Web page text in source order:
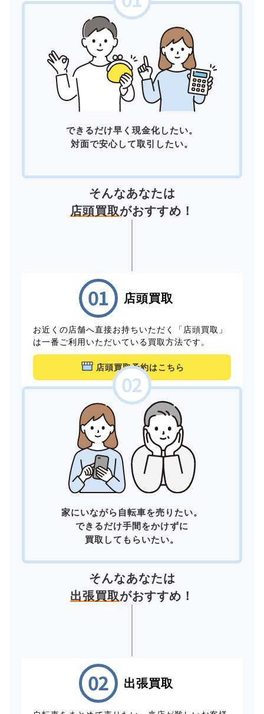
できるだけ早く現金化したい。
対面で安心して取引したい。
そんなあなたは
店頭買取がおすすめ！
店頭買取
お近くの店舗へ直接お持ちいただく「店頭買取」
は一番ご利用いただいている買取方法です。
店頭買取予約はこちら
家にいながら自転車を売りたい。
できるだけ手間をかけずに
買取してもらいたい。
そんなあなたは
出張買取がおすすめ！
出張買取